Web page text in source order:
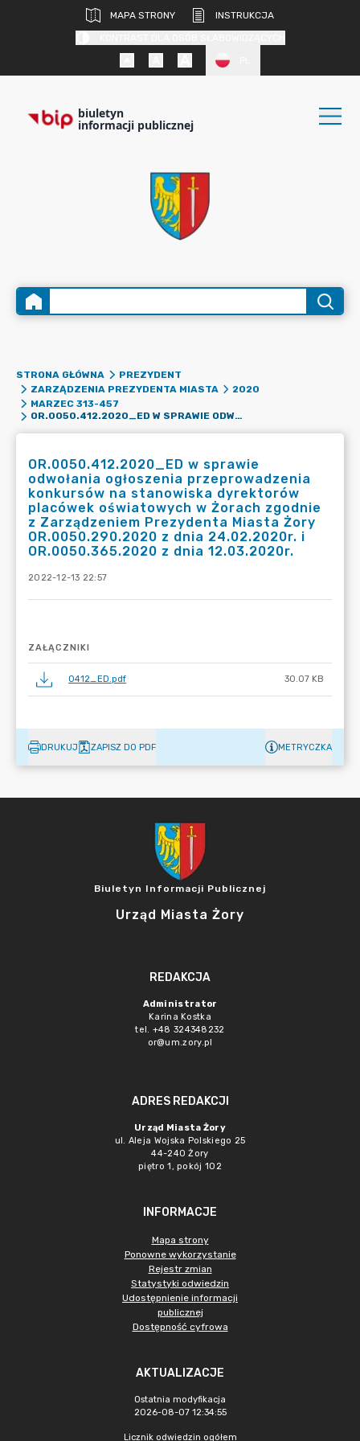
MAPA STRONY
INSTRUKCJA
biuletyn
informacji publicznej
STRONA GŁÓWNA
PREZYDENT
ZARZĄDZENIA PREZYDENTA MIASTA
2020
MARZEC 313-457
OR.0050.412.2020_ED W SPRAWIE ODWOŁANIA OGŁOSZENIA PRZEPROWADZENIA KONKURSÓW NA STANOWISKA DYREKTORÓW PLACÓWEK OŚWIATOWYCH W ŻORACH ZGODNIE Z ZARZĄDZENIEM PREZYDENTA MIASTA ŻORY OR.0050.290.2020 Z DNIA 24.02.2020R. I OR.0050.365.2020 Z DNIA 12.03.2020R.
OR.0050.412.2020_ED w sprawie
odwołania ogłoszenia przeprowadzenia
konkursów na stanowiska dyrektorów
placówek oświatowych w Żorach zgodnie
z Zarządzeniem Prezydenta Miasta Żory
OR.0050.290.2020 z dnia 24.02.2020r. i
OR.0050.365.2020 z dnia 12.03.2020r.
2022-12-13 22:57
ZAŁĄCZNIKI
0412_ED.pdf 30.07 KB
DRUKUJ ZAPISZ DO PDF METRYCZKA
Biuletyn Informacji Publicznej
Urząd Miasta Żory
REDAKCJA
Administrator
Karina Kostka
tel. +48 324348232
or@um.zory.pl
ADRES REDAKCJI
Urząd Miasta Żory
ul. Aleja Wojska Polskiego 25
44-240 Żory
piętro 1, pokój 102
INFORMACJE
Mapa strony
Ponowne wykorzystanie
Rejestr zmian
Statystyki odwiedzin
Udostępnienie informacji
publicznej
Dostępność cyfrowa
AKTUALIZACJE
Ostatnia modyfikacja
2026-08-07 12:34:55
Licznik odwiedzin ogółem